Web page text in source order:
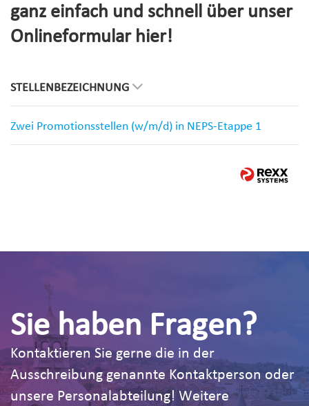
ganz einfach und schnell über unser
Onlineformular hier!
STELLENBEZEICHNUNG
Zwei Promotionsstellen (w/m/d) in NEPS-Etappe 1
Sie haben Fragen?
Kontaktieren Sie gerne die in der
Ausschreibung genannte Kontaktperson oder
unsere Personalabteilung! Weitere